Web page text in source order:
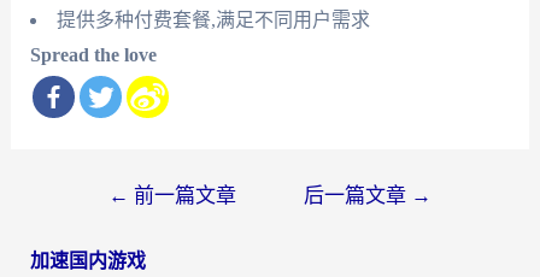
提供多种付费套餐,满足不同用户需求
Spread the love
导
← 前一篇文章 后一篇文章 →
加速国内游戏